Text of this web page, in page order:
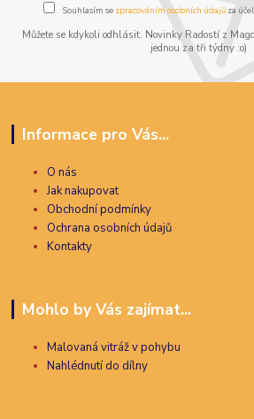
Souhlasím se zpracováním osobních údajůza
Můžete se kdykoli odhlásit. Novinky Radostí z
jednou za tři týdny :o)
Informace pro Vás...
O nás
Jak nakupovat
Obchodní podmínky
Ochrana osobních údajů
Kontakty
Mohlo by Vás zajímat...
Malovaná vitráž v pohybu
Nahlédnutí do dílny